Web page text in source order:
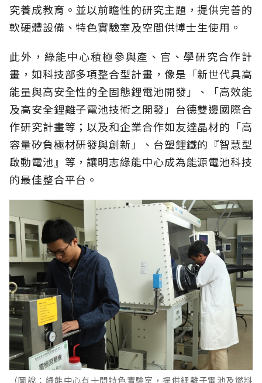
究養成教育。並以前瞻性的研究主題，提供完善的
軟硬體設備、特色實驗室及空間供博士生使用。
此外，綠能中心積極參與產、官、學研究合作計
畫，如科技部多項整合型計畫，像是「新世代具高
能量與高安全性的全固態鋰電池開發」、「高效能
及高安全鋰離子電池技術之開發」台德雙邊國際合
作研究計畫等；以及和企業合作如友達晶材的「高
容量矽負極材研發與創新」、台塑鋰鐵的『智慧型
啟動電池』等，讓明志綠能中心成為能源電池科技
的最佳整合平台。
（圖說：綠能中心有十間特色實驗室，提供鋰離子電池及燃料